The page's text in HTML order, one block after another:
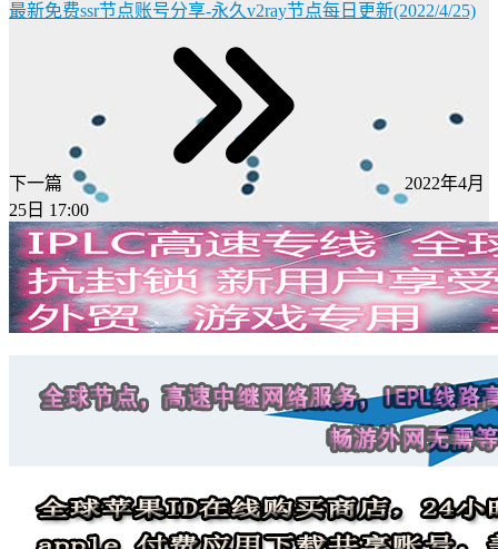
最新免费ssr节点账号分享-永久v2ray节点每日更新(2022/4/25)
下一篇
2022年4月
25日 17:00